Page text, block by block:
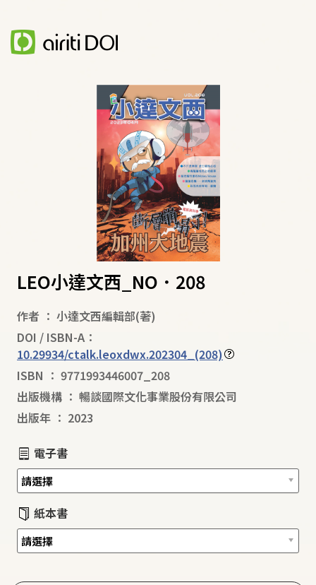
LEO小達文西_NO．208
作者 ： 小達文西編輯部(著)
DOI / ISBN-A：
10.29934/ctalk.leoxdwx.202304_(208)
ISBN ： 9771993446007_208
出版機構 ： 暢談國際文化事業股份有限公司
出版年 ： 2023
電子書
紙本書